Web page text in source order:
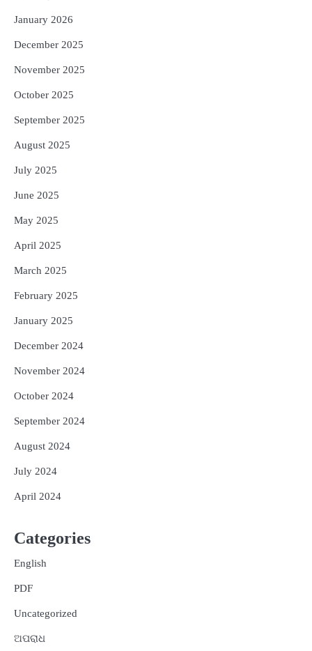
January 2026
December 2025
November 2025
October 2025
September 2025
August 2025
July 2025
June 2025
May 2025
April 2025
March 2025
February 2025
January 2025
December 2024
November 2024
October 2024
September 2024
August 2024
July 2024
April 2024
Categories
English
PDF
Uncategorized
ଅପରାଧ